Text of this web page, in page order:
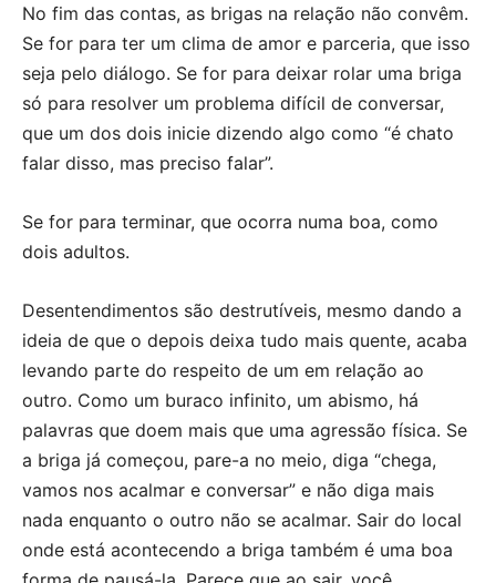
No fim das contas, as brigas na relação não convêm.
Se for para ter um clima de amor e parceria, que isso
seja pelo diálogo. Se for para deixar rolar uma briga
só para resolver um problema difícil de conversar,
que um dos dois inicie dizendo algo como “é chato
falar disso, mas preciso falar”.
Se for para terminar, que ocorra numa boa, como
dois adultos.
Desentendimentos são destrutíveis, mesmo dando a
ideia de que o depois deixa tudo mais quente, acaba
levando parte do respeito de um em relação ao
outro. Como um buraco infinito, um abismo, há
palavras que doem mais que uma agressão física. Se
a briga já começou, pare-a no meio, diga “chega,
vamos nos acalmar e conversar” e não diga mais
nada enquanto o outro não se acalmar. Sair do local
onde está acontecendo a briga também é uma boa